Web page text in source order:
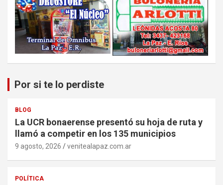
Por si te lo perdiste
BLOG
La UCR bonaerense presentó su hoja de ruta y
llamó a competir en los 135 municipios
9 agosto, 2026 venitealapaz.com.ar
POLÍTICA